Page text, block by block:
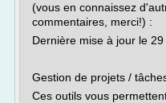
(vous en connaissez
commentaires, merci!) :
Dernière mise à jour le
Gestion de projets /
Ces outils vous